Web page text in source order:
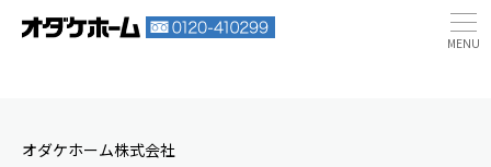
オダケホーム株式会社